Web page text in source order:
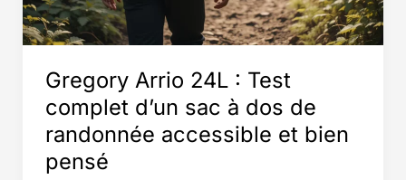
Gregory Arrio 24L : Test
complet d’un sac à dos de
randonnée accessible et bien
pensé